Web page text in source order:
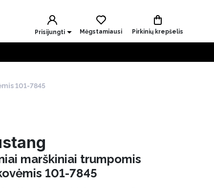
Prisijungti Mėgstamiausi Pirkinių krepšelis
101-7845
marškiniai trumpomis
101-7845